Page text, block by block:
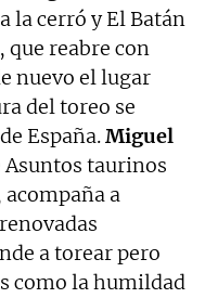
la cerró y El Batán
que reabre con
nuevo el lugar
del toreo se
España.Miguel
taurinos
a
a torear pero
como la humildad